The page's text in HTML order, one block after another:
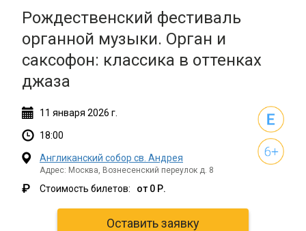
Рождественский фестиваль
органной музыки. Орган и
саксофон: классика в оттенках
джаза
11 января 2026 г.
18:00
Англиканский собор св. Андрея
Адрес: Москва, Вознесенский переулок д. 8
₽ Стоимость билетов: от 0 Р.
Оставить заявку